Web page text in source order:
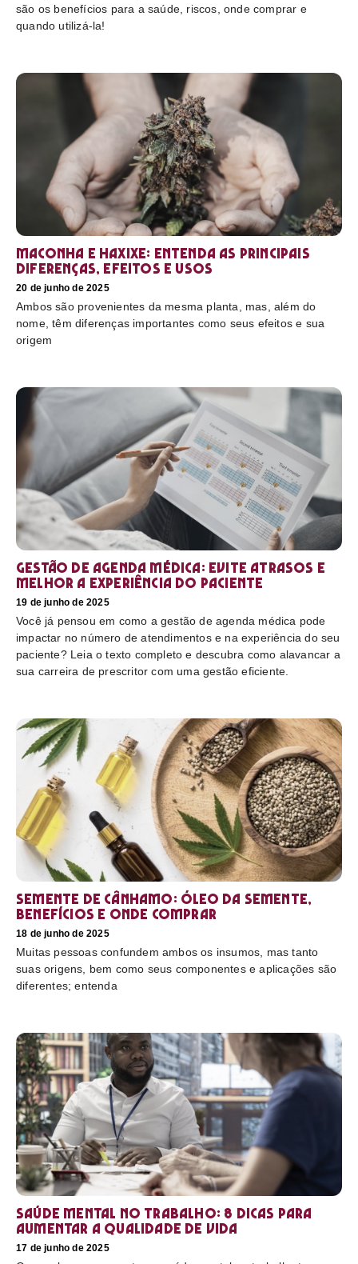
são os benefícios para a saúde, riscos, onde comprar e
quando utilizá-la!
Maconha e haxixe: entenda as principais
diferenças, efeitos e usos
20 de junho de 2025
Ambos são provenientes da mesma planta, mas, além do
nome, têm diferenças importantes como seus efeitos e sua
origem
Gestão de agenda médica: Evite atrasos e
melhor a experiência do paciente
19 de junho de 2025
Você já pensou em como a gestão de agenda médica pode
impactar no número de atendimentos e na experiência do seu
paciente? Leia o texto completo e descubra como alavancar a
sua carreira de prescritor com uma gestão eficiente.
Semente de cânhamo: óleo da semente,
benefícios e onde comprar
18 de junho de 2025
Muitas pessoas confundem ambos os insumos, mas tanto
suas origens, bem como seus componentes e aplicações são
diferentes; entenda
Saúde mental no trabalho: 8 dicas para
aumentar a qualidade de vida
17 de junho de 2025